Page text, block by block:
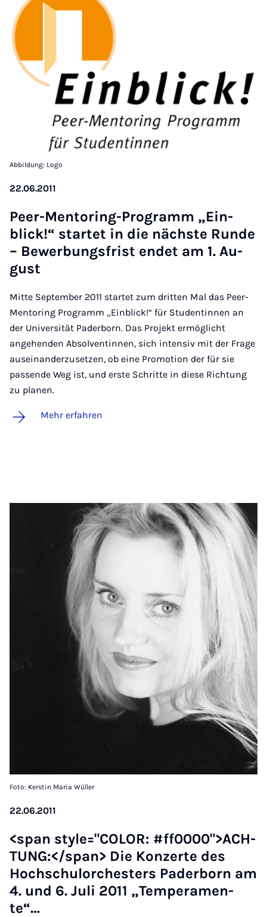
Abbildung: Logo
22.06.2011
Peer-Men­to­ring-Pro­gramm „Ein­
blick!“ star­tet in die nächs­te Run­de
– Be­wer­bungs­frist en­det am 1. Au­
gust
Mitte September 2011 startet zum dritten Mal das Peer-
Mentoring Programm „Einblick!“ für Studentinnen an
der Universität Paderborn. Das Projekt ermöglicht
angehenden Absolventinnen, sich intensiv mit der Frage
auseinanderzusetzen, ob eine Promotion der für sie
passende Weg ist, und erste Schritte in diese Richtung
zu planen.
Mehr erfahren
Foto: Kerstin Maria Wüller
22.06.2011
<span style="CO­LOR: #ff0000">ACH­
TUNG:</span> Die Kon­zer­te des
Hoch­schu­l­or­ches­ters Pa­der­born am
4. und 6. Ju­li 2011 „Tem­pe­ra­men­
te“…